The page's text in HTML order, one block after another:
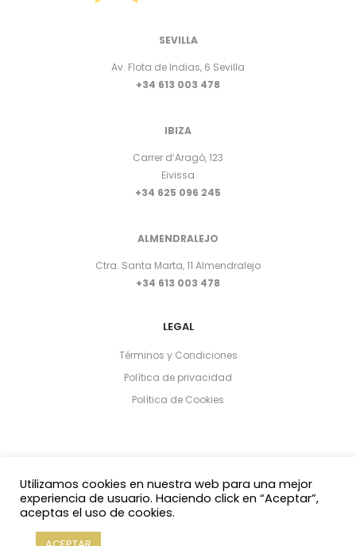
SEVILLA
Av. Flota de Indias, 6 Sevilla
+34 613 003 478
IBIZA
Carrer d’Aragó, 123
Eivissa
+34 625 096 245
ALMENDRALEJO
Ctra. Santa Marta, 11 Almendralejo
+34 613 003 478
LEGAL
Términos y Condiciones
Política de privacidad
Política de Cookies
Utilizamos cookies en nuestra web para una mejor
experiencia de usuario. Haciendo click en “Aceptar”,
aceptas el uso de cookies.